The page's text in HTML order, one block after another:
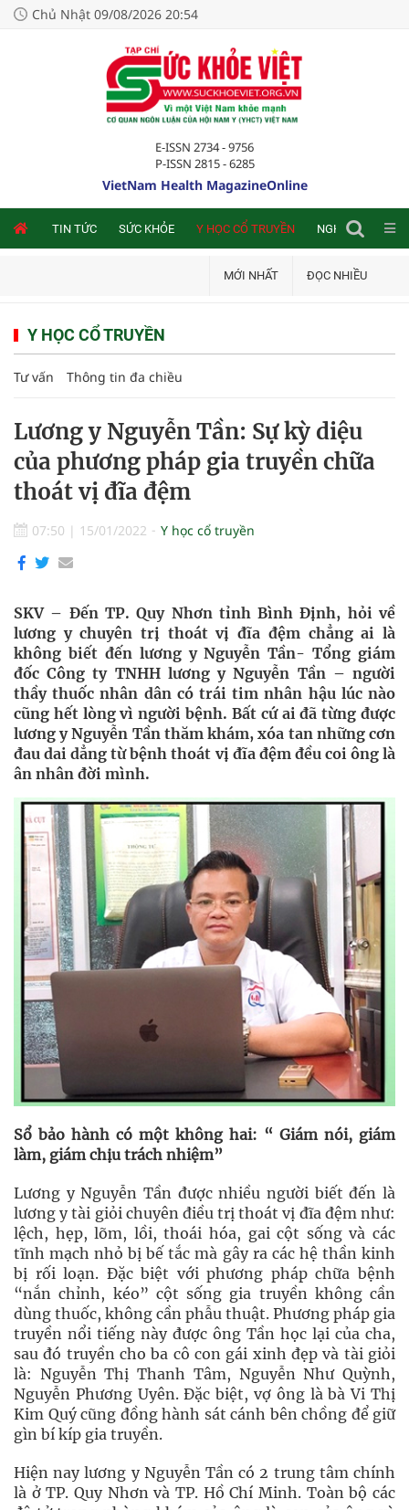
Chủ Nhật 09/08/2026 20:54
E-ISSN 2734 - 9756
P-ISSN 2815 - 6285
VietNam Health MagazineOnline
TIN TỨC SỨC KHỎE Y HỌC CỔ TRUYỀN NGHIÊN CỨU
MỚI NHẤT ĐỌC NHIỀU
Y HỌC CỔ TRUYỀN
Tư vấn Thông tin đa chiều
Lương y Nguyễn Tần: Sự kỳ diệu
của phương pháp gia truyền chữa
thoát vị đĩa đệm
07:50 | 15/01/2022 Y học cổ truyền
SKV – Đến TP. Quy Nhơn tỉnh Bình Định, hỏi về
lương y chuyên trị thoát vị đĩa đệm chẳng ai là
không biết đến lương y Nguyễn Tần- Tổng giám
đốc Công ty TNHH lương y Nguyễn Tần – người
thầy thuốc nhân dân có trái tim nhân hậu lúc nào
cũng hết lòng vì người bệnh. Bất cứ ai đã từng được
lương y Nguyễn Tần thăm khám, xóa tan những cơn
đau dai dẳng từ bệnh thoát vị đĩa đệm đều coi ông là
ân nhân đời mình.
Sổ bảo hành có một không hai: “ Giám nói, giám
làm, giám chịu trách nhiệm”
Lương y Nguyễn Tần được nhiều người biết đến là
lương y tài giỏi chuyên điều trị thoát vị đĩa đệm như:
lệch, hẹp, lõm, lồi, thoái hóa, gai cột sống và các
tĩnh mạch nhỏ bị bế tắc mà gây ra các hệ thần kinh
bị rối loạn. Đặc biệt với phương pháp chữa bệnh
“nắn chỉnh, kéo” cột sống gia truyền không cần
dùng thuốc, không cần phẫu thuật. Phương pháp gia
truyền nổi tiếng này được ông Tần học lại của cha,
sau đó truyền cho ba cô con gái xinh đẹp và tài giỏi
là: Nguyễn Thị Thanh Tâm, Nguyễn Như Quỳnh,
Nguyễn Phương Uyên. Đặc biệt, vợ ông là bà Vi Thị
Kim Quý cũng đồng hành sát cánh bên chồng để giữ
gìn bí kíp gia truyền.
Hiện nay lương y Nguyễn Tần có 2 trung tâm chính
là ở TP. Quy Nhơn và TP. Hồ Chí Minh. Toàn bộ các